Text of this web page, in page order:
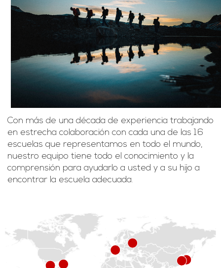
Con más de una década de experiencia trabajando
en estrecha colaboración con cada una de las 16
escuelas que representamos en todo el mundo,
nuestro equipo tiene todo el conocimiento y la
comprensión para ayudarlo a usted y a su hijo a
encontrar la escuela adecuada.